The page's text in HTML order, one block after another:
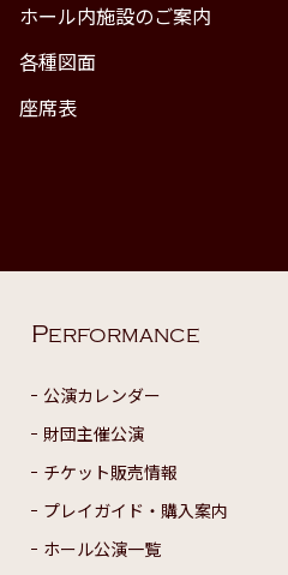
ホール内施設のご案内
各種図面
座席表
PERFORMANCE
公演カレンダー
財団主催公演
チケット販売情報
プレイガイド・購入案内
ホール公演一覧